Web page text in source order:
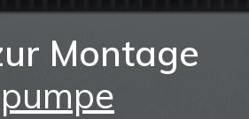
Montage